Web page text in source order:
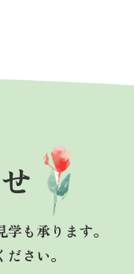
も承ります。
さい。